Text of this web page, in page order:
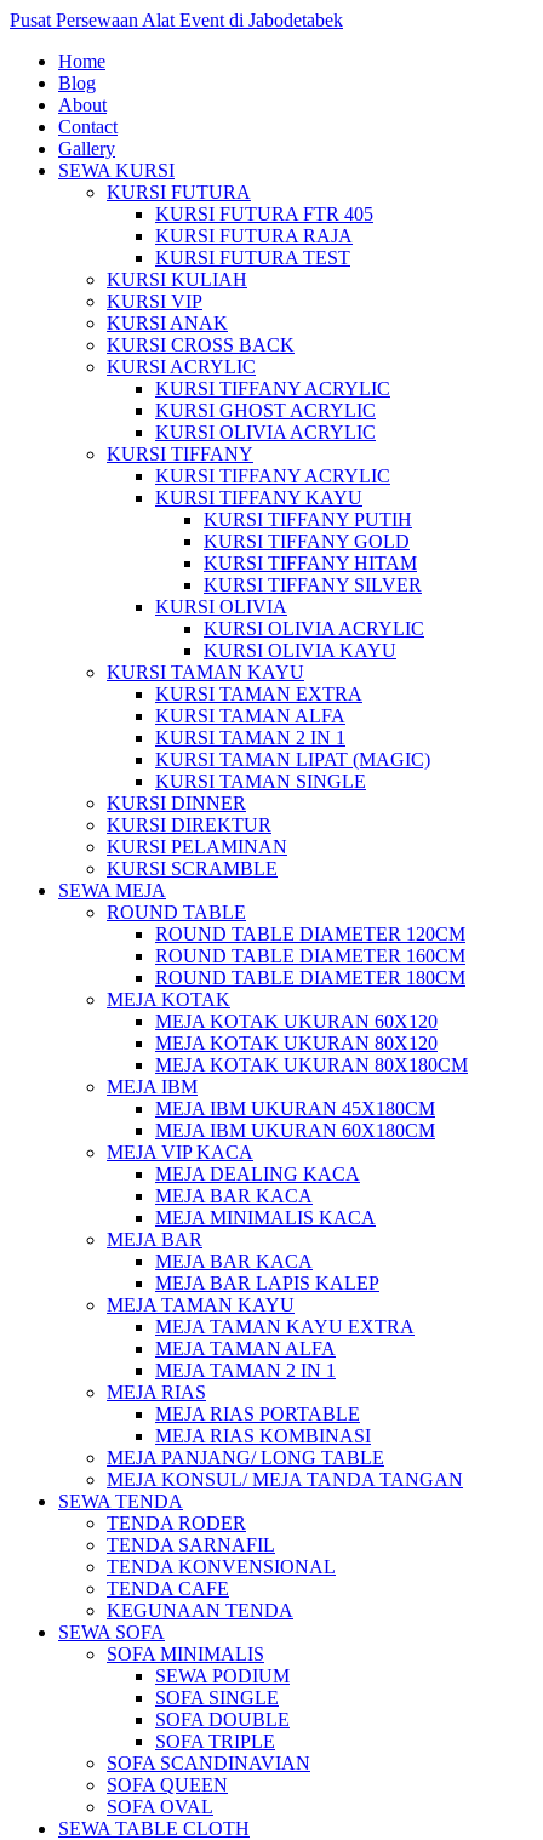
Pusat Persewaan Alat Event di Jabodetabek
Home
Blog
About
Contact
Gallery
SEWA KURSI
KURSI FUTURA
KURSI FUTURA FTR 405
KURSI FUTURA RAJA
KURSI FUTURA TEST
KURSI KULIAH
KURSI VIP
KURSI ANAK
KURSI CROSS BACK
KURSI ACRYLIC
KURSI TIFFANY ACRYLIC
KURSI GHOST ACRYLIC
KURSI OLIVIA ACRYLIC
KURSI TIFFANY
KURSI TIFFANY ACRYLIC
KURSI TIFFANY KAYU
KURSI TIFFANY PUTIH
KURSI TIFFANY GOLD
KURSI TIFFANY HITAM
KURSI TIFFANY SILVER
KURSI OLIVIA
KURSI OLIVIA ACRYLIC
KURSI OLIVIA KAYU
KURSI TAMAN KAYU
KURSI TAMAN EXTRA
KURSI TAMAN ALFA
KURSI TAMAN 2 IN 1
KURSI TAMAN LIPAT (MAGIC)
KURSI TAMAN SINGLE
KURSI DINNER
KURSI DIREKTUR
KURSI PELAMINAN
KURSI SCRAMBLE
SEWA MEJA
ROUND TABLE
ROUND TABLE DIAMETER 120CM
ROUND TABLE DIAMETER 160CM
ROUND TABLE DIAMETER 180CM
MEJA KOTAK
MEJA KOTAK UKURAN 60X120
MEJA KOTAK UKURAN 80X120
MEJA KOTAK UKURAN 80X180CM
MEJA IBM
MEJA IBM UKURAN 45X180CM
MEJA IBM UKURAN 60X180CM
MEJA VIP KACA
MEJA DEALING KACA
MEJA BAR KACA
MEJA MINIMALIS KACA
MEJA BAR
MEJA BAR KACA
MEJA BAR LAPIS KALEP
MEJA TAMAN KAYU
MEJA TAMAN KAYU EXTRA
MEJA TAMAN ALFA
MEJA TAMAN 2 IN 1
MEJA RIAS
MEJA RIAS PORTABLE
MEJA RIAS KOMBINASI
MEJA PANJANG/ LONG TABLE
MEJA KONSUL/ MEJA TANDA TANGAN
SEWA TENDA
TENDA RODER
TENDA SARNAFIL
TENDA KONVENSIONAL
TENDA CAFE
KEGUNAAN TENDA
SEWA SOFA
SOFA MINIMALIS
SEWA PODIUM
SOFA SINGLE
SOFA DOUBLE
SOFA TRIPLE
SOFA SCANDINAVIAN
SOFA QUEEN
SOFA OVAL
SEWA TABLE CLOTH